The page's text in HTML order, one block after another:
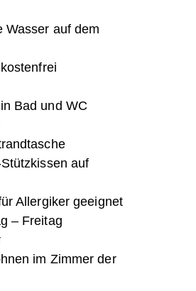
Wasser auf dem
Bad und WC
auf
Allergiker geeignet
– Freitag
im Zimmer der